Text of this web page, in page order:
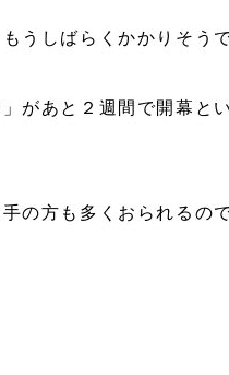
うしばらくかかりそうで
があと２週間で開幕と
の方も多くおられるの